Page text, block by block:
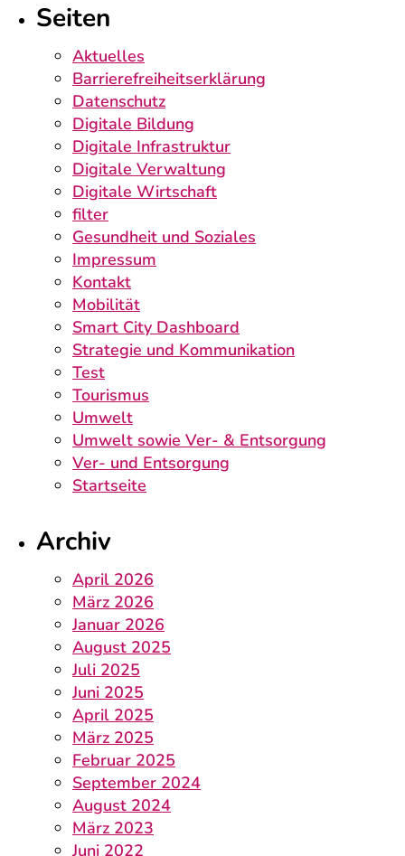
Seiten
Aktuelles
Barrierefreiheitserklärung
Datenschutz
Digitale Bildung
Digitale Infrastruktur
Digitale Verwaltung
Digitale Wirtschaft
filter
Gesundheit und Soziales
Impressum
Kontakt
Mobilität
Smart City Dashboard
Strategie und Kommunikation
Test
Tourismus
Umwelt
Umwelt sowie Ver- & Entsorgung
Ver- und Entsorgung
Startseite
Archiv
April 2026
März 2026
Januar 2026
August 2025
Juli 2025
Juni 2025
April 2025
März 2025
Februar 2025
September 2024
August 2024
März 2023
Juni 2022